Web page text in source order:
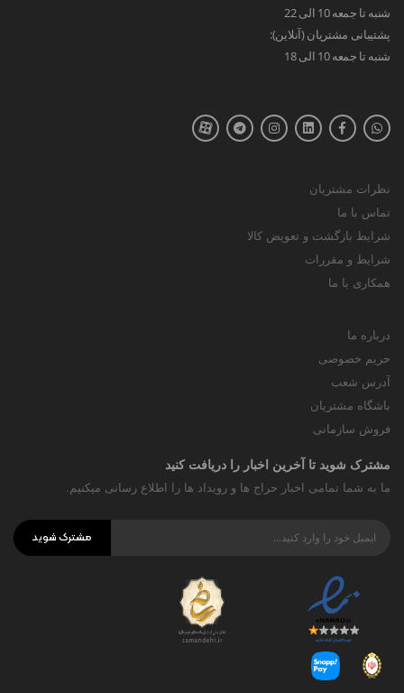
شنبه تا جمعه 10 الی 22
پشتیبانی مشتریان (آنلاین):
شنبه تا جمعه 10 الی 18
نظرات مشتریان
تماس با ما
شرایط بازگشت و تعویض کالا
شرایط و مقررات
همکاری با ما
درباره ما
حریم خصوصی
آدرس شعب
باشگاه مشتریان
فروش سازمانی
مشترک شوید تا آخرین اخبار را دریافت کنید
ما به شما تمامی اخبار حراج ها و رویداد ها را اطلاع رسانی میکنیم.
مشترک شوید